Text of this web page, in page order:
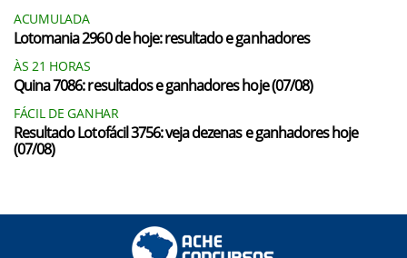
ACUMULADA
Lotomania 2960 de hoje: resultado e ganhadores
ÀS 21 HORAS
Quina 7086: resultados e ganhadores hoje (07/08)
FÁCIL DE GANHAR
Resultado Lotofácil 3756: veja dezenas e ganhadores hoje
(07/08)